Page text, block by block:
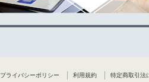
プライバシーポリシー 利用規約 特定商取引法